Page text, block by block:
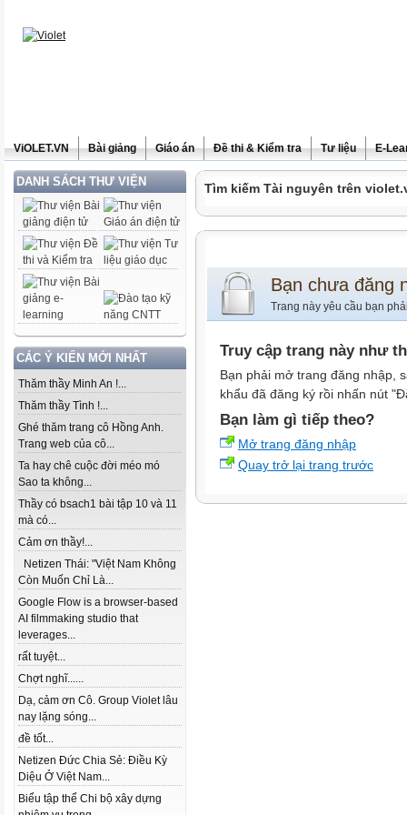
ViOLET.VN Bài giảng Giáo án Đề thi & Kiểm tra Tư liệu E-
DANH SÁCH THƯ VIỆN
CÁC Ý KIẾN MỚI NHẤT
Thăm thầy Minh An !...
Thăm thầy Tình !...
Ghé thăm trang cô Hồng Anh.
Trang web của cô...
Ta hay chê cuộc đời méo mó
Sao ta không...
Thầy có bsach1 bài tập 10 và 11
mà có...
Cảm ơn thầy!...
Netizen Thái: "Việt Nam Không
Còn Muốn Chỉ Là...
Google Flow is a browser-based
AI filmmaking studio that
leverages...
rất tuyệt...
Chợt nghĩ......
Dạ, cảm ơn Cô. Group Violet lâu
nay lặng sóng...
đề tốt...
Netizen Đức Chia Sẻ: Điều Kỳ
Diệu Ở Việt Nam...
Biểu tập thể Chi bộ xây dựng
Tìm kiếm Tài nguyên trên
Bạn chưa đăng
Trang này yêu cầu bạn
Truy cập trang này như
Bạn phải mở trang đăng nhập,
khẩu đã đăng ký rồi nhấn nút
Bạn làm gì tiếp theo?
Mở trang đăng nhập
Quay trở lại trang trước